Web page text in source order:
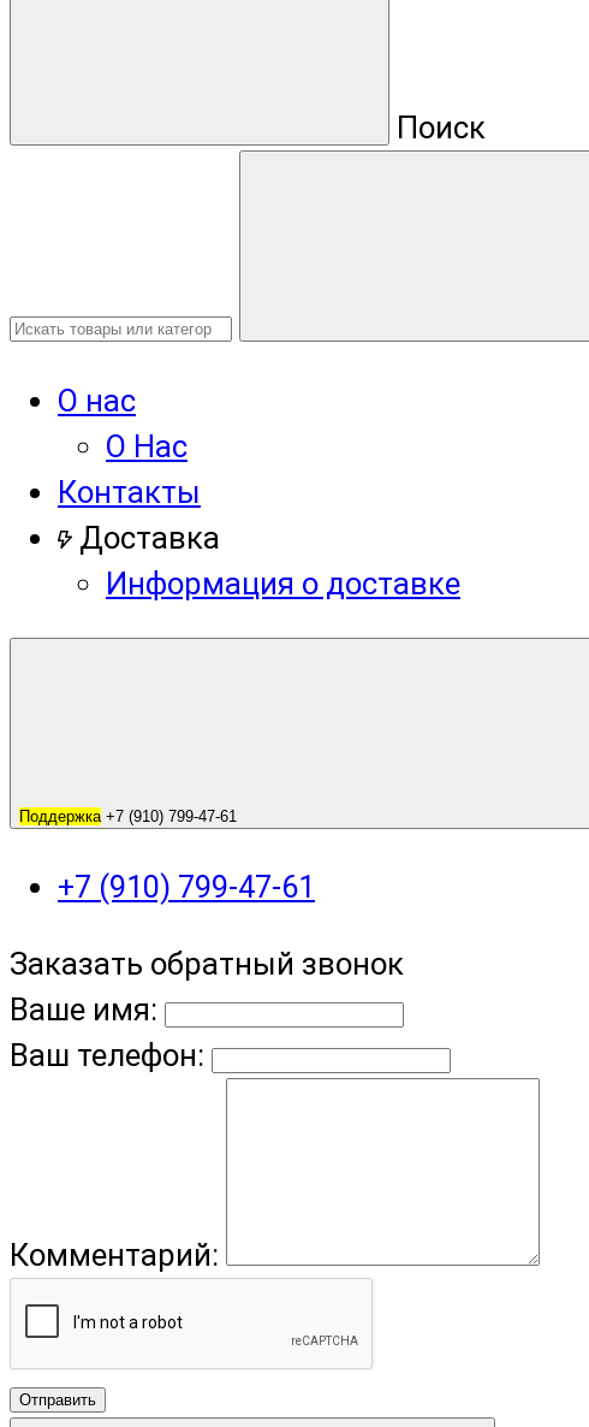
Поиск
О нас
О Нас
Контакты
Доставка
Информация о доставке
Поддержка +7 (910) 799-47-61
+7 (910) 799-47-61
Заказать обратный звонок
Ваше имя:
Ваш телефон:
Комментарий:
Отправить